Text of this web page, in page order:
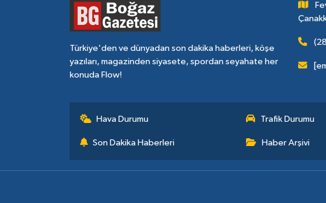
Türkiye'den ve dünyadan son dakika haberleri, köşe
yazıları, magazinden siyasete, spordan seyahate her
konuda Flow!
Hava Durumu Trafik Durumu
Son Dakika Haberleri Haber Arşivi